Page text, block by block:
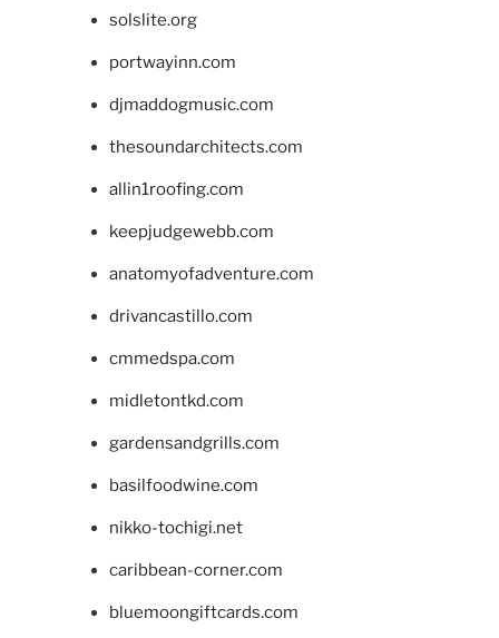
solslite.org
portwayinn.com
djmaddogmusic.com
thesoundarchitects.com
allin1roofing.com
keepjudgewebb.com
anatomyofadventure.com
drivancastillo.com
cmmedspa.com
midletontkd.com
gardensandgrills.com
basilfoodwine.com
nikko-tochigi.net
caribbean-corner.com
bluemoongiftcards.com